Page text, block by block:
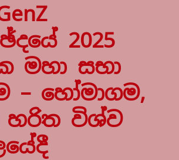
2025
මහා සභා
– හෝමාගම,
හරිත විශ්ව